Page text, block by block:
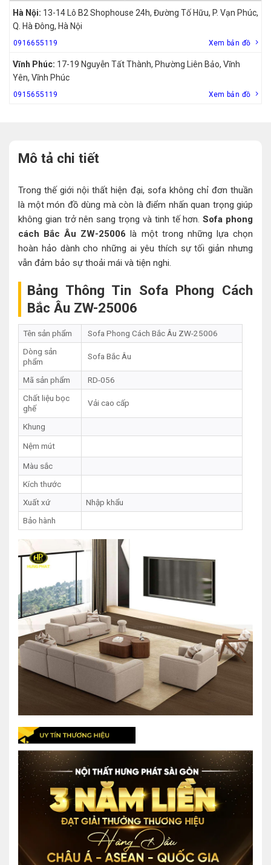
Hà Nội: 13-14 Lô B2 Shophouse 24h, Đường Tố Hữu, P. Vạn Phúc,
Q. Hà Đông, Hà Nội
0916655119 Xem bản đồ
Vĩnh Phúc: 17-19 Nguyễn Tất Thành, Phường Liên Bảo, Vĩnh
Yên, Vĩnh Phúc
0915655119 Xem bản đồ
Mô tả chi tiết
Trong thế giới nội thất hiện đại, sofa không chỉ đơn thuần
là một món đồ dùng mà còn là điểm nhấn quan trọng giúp
không gian trở nên sang trọng và tinh tế hơn.Sofa phong
cách Bắc Âu ZW-25006 là một trong những lựa chọn
hoàn hảo dành cho những ai yêu thích sự tối giản nhưng
vẫn đảm bảo sự thoải mái và tiện nghi.
Bảng Thông Tin Sofa Phong Cách
Bắc Âu ZW-25006
Tên sản phẩm
Sofa Phong Cách Bắc Âu ZW-25006
Dòng sản
phẩm
Sofa Bắc Âu
Mã sản phẩm
RD-056
Chất liệu bọc
ghế
Vải cao cấp
Khung
Nệm mút
Màu sắc
Kích thước
Xuất xứ
Nhập khẩu
Bảo hành